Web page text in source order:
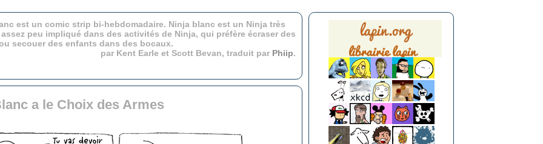
est un comic strip bi-hebdomadaire. Ninja blanc est un Ninja très
peu impliqué dans des activités de Ninja, qui préfère écraser des
secouer des enfants dans des bocaux.
par Kent Earle et Scott Bevan, traduit par Phiip.
a le Choix des Armes